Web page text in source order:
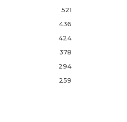
521
436
424
378
294
259